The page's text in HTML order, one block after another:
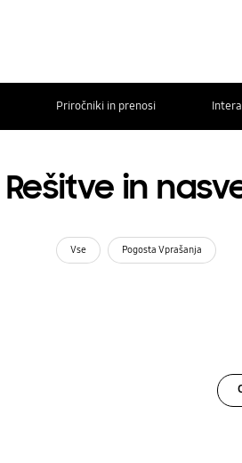
Priročniki in prenosi
Rešitve in
Vse Pogosta Vprašanja